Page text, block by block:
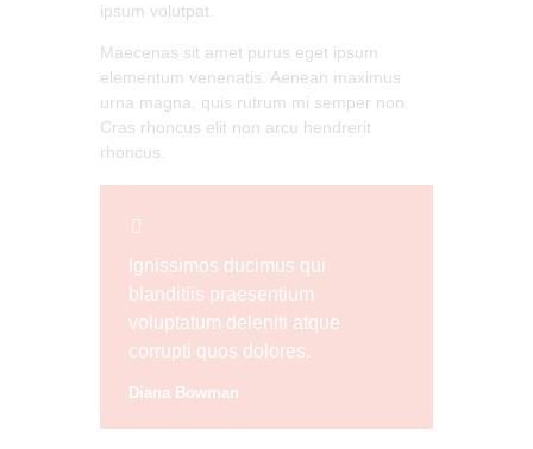
ipsum volutpat.
Maecenas sit amet purus eget ipsum
elementum venenatis. Aenean maximus
urna magna, quis rutrum mi semper non.
Cras rhoncus elit non arcu hendrerit
rhoncus.
Ignissimos ducimus qui
blanditiis praesentium
voluptatum deleniti atque
corrupti quos dolores.
Diana Bowman